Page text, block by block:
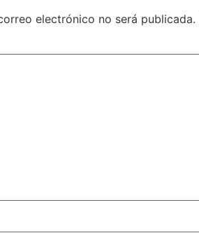
electrónico no será publicada.